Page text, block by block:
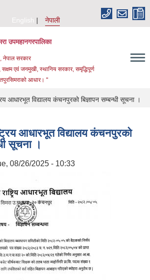
English
नेपाली
उपमहानगरपालिका
नेपाल सरकार
सक्षम एवं जनमुखी, स्थानिय सरकार, समृद्धिपूर्ण
आधार। "
आधारभूत विद्यालय कंचनपुरको बिज्ञापन सम्बन्धी सूचना ।
आधारभूत विद्यालय कंचनपुरको
सूचना ।
08/26/2025 - 10:33